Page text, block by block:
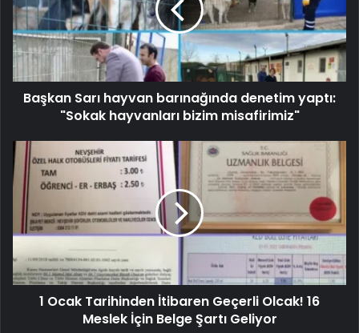
Başkan Sarı hayvan barınağında denetim yaptı:
"Sokak hayvanları bizim misafirimiz"
1 Ocak Tarihinden İtibaren Geçerli Olcak! 16
Meslek İçin Belge Şartı Geliyor